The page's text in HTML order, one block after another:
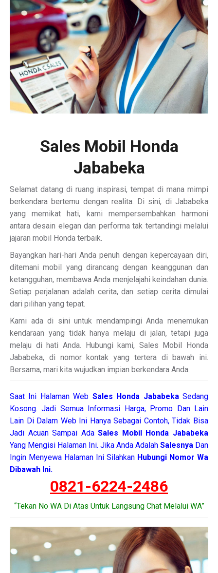
Sales Mobil Honda
Jababeka
Selamat datang di ruang inspirasi, tempat di mana mimpi
berkendara bertemu dengan realita. Di sini, di Jababeka
yang memikat hati, kami mempersembahkan harmoni
antara desain elegan dan performa tak tertandingi melalui
jajaran mobil Honda terbaik.
Bayangkan hari-hari Anda penuh dengan kepercayaan diri,
ditemani mobil yang dirancang dengan keanggunan dan
ketangguhan, membawa Anda menjelajahi keindahan dunia.
Setiap perjalanan adalah cerita, dan setiap cerita dimulai
dari pilihan yang tepat.
Kami ada di sini untuk mendampingi Anda menemukan
kendaraan yang tidak hanya melaju di jalan, tetapi juga
melaju di hati Anda. Hubungi kami, Sales Mobil Honda
Jababeka, di nomor kontak yang tertera di bawah ini.
Bersama, mari kita wujudkan impian berkendara Anda.
Saat Ini Halaman Web Sales Honda JababekaSedang
Kosong. Jadi Semua Informasi Harga, Promo Dan Lain
Lain Di Dalam Web Ini Hanya Sebagai Contoh, Tidak Bisa
Jadi Acuan Sampai AdaSales Mobil Honda Jababeka
Yang Mengisi Halaman Ini. Jika Anda Adalah Salesnya Dan
Ingin Menyewa Halaman Ini Silahkan Hubungi Nomor Wa
Dibawah Ini.
0821-6224-2486
“Tekan No WA Di Atas Untuk Langsung Chat Melalui WA”